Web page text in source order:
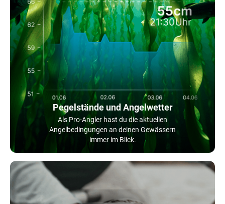
Pegelstände und Angelwetter
Als Pro-Angler hast du die aktuellen
Angelbedingungen an deinen Gewässern
immer im Blick.